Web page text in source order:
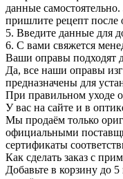
данные
пришлите рецепт после
5. Введите данные для
6. С вами свяжется
Ваши оправы подходят
Да, все наши оправы
предназначены для
При правильном уходе
У вас на сайте и в
Мы продаём только
официальными
сертификаты
Как сделать заказ с
Добавьте в корзину до